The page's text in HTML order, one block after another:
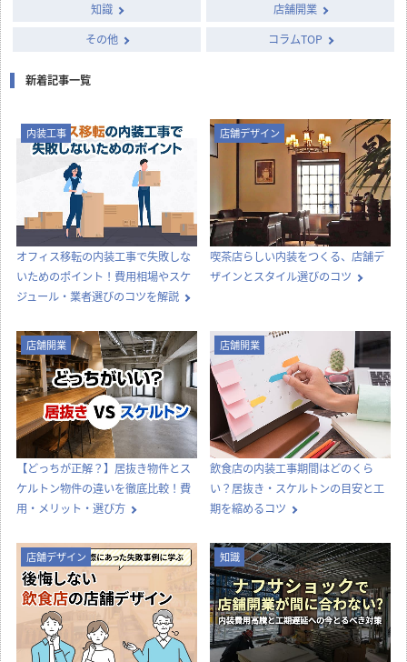
知識
店舗開業
その他
コラムTOP
新着記事一覧
内装工事
オフィス移転の内装工事で失敗しな
いためのポイント！費用相場やスケ
ジュール・業者選びのコツを解説
店舗デザイン
喫茶店らしい内装をつくる、店舗デ
ザインとスタイル選びのコツ
店舗開業
【どっちが正解？】居抜き物件とス
ケルトン物件の違いを徹底比較！費
用・メリット・選び方
店舗開業
飲食店の内装工事期間はどのくら
い？居抜き・スケルトンの目安と工
期を縮めるコツ
店舗デザイン 知識